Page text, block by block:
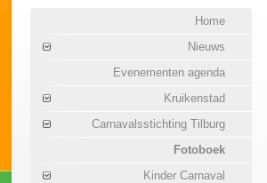
Home
Nieuws
Evenementen agenda
Kruikenstad
Carnavalsstichting Tilburg
Fotoboek
Kinder Carnaval